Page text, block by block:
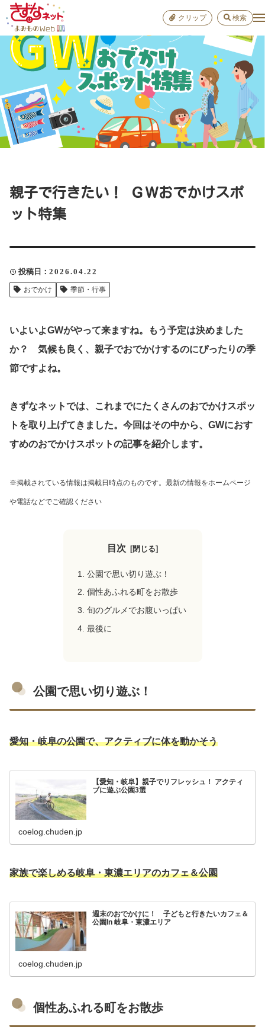
親子で行きたい！ ＧＷおでかけスポ
ット特集
投稿日 2026.04.22
おでかけ 季節・行事
いよいよGWがやって来ますね。もう予定は決めました
か？ 気候も良く、親子でおでかけするのにぴったりの季
節ですよね。
きずなネットでは、これまでにたくさんのおでかけスポッ
トを取り上げてきました。今回はその中から、GWにおす
すめのおでかけスポットの記事を紹介します。
※掲載されている情報は掲載日時点のものです。最新の情報をホームページ
や電話などでご確認ください
目次
公園で思い切り遊ぶ！
個性あふれる町をお散歩
旬のグルメでお腹いっぱい
最後に
公園で思い切り遊ぶ！
愛知・岐阜の公園で、アクティブに体を動かそう
【愛知・岐阜】親子でリフレッシュ！ アクティ
ブに遊ぶ公園3選
coelog.chuden.jp
家族で楽しめる岐阜・東濃エリアのカフェ＆公園
週末のおでかけに！ 子どもと行きたいカフェ＆
公園In 岐阜・東濃エリア
coelog.chuden.jp
個性あふれる町をお散歩
クリップ 検索
小学
お出
雑学
おすすめ
学び
進路
感想・声を送る